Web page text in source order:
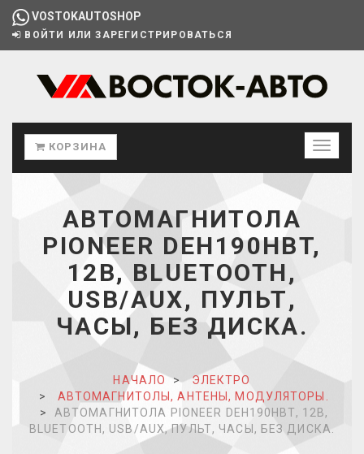
VOSTOKAUTOSHOP
ВОЙТИ ИЛИ ЗАРЕГИСТРИРОВАТЬСЯ
КОРЗИНА
АВТОМАГНИТОЛА
PIONEER DEH190HBT,
12В, BLUETOOTH,
USB/AUX, ПУЛЬТ,
ЧАСЫ, БЕЗ ДИСКА.
НАЧАЛО
ЭЛЕКТРО
АВТОМАГНИТОЛЫ, АНТЕНЫ, МОДУЛЯТОРЫ.
АВТОМАГНИТОЛА PIONEER DEH190HBT, 12В,
BLUETOOTH, USB/AUX, ПУЛЬТ, ЧАСЫ, БЕЗ ДИСКА.